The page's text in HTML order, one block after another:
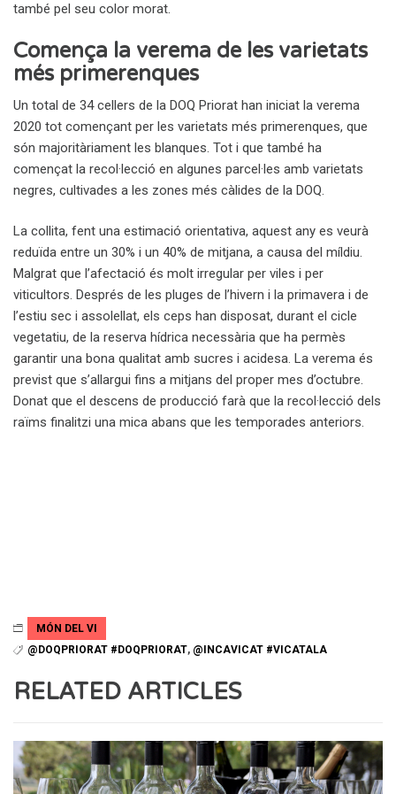
també pel seu color morat.
Comença la verema de les varietats
més primerenques
Un total de 34 cellers de la DOQ Priorat han iniciat la verema
2020 tot començant per les varietats més primerenques, que
són majoritàriament les blanques. Tot i que també ha
començat la recol·lecció en algunes parcel·les amb varietats
negres, cultivades a les zones més càlides de la DOQ.
La collita, fent una estimació orientativa, aquest any es veurà
reduïda entre un 30% i un 40% de mitjana, a causa del míldiu.
Malgrat que l’afectació és molt irregular per viles i per
viticultors. Després de les pluges de l’hivern i la primavera i de
l’estiu sec i assolellat, els ceps han disposat, durant el cicle
vegetatiu, de la reserva hídrica necessària que ha permès
garantir una bona qualitat amb sucres i acidesa. La verema és
previst que s’allargui fins a mitjans del proper mes d’octubre.
Donat que el descens de producció farà que la recol·lecció dels
raïms finalitzi una mica abans que les temporades anteriors.
MÓN DEL VI
@DOQPRIORAT #DOQPRIORAT, @INCAVICAT #VICATALA
RELATED ARTICLES